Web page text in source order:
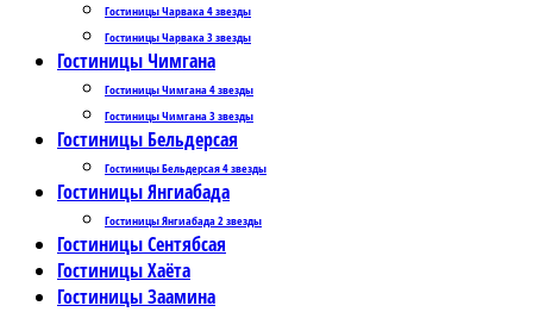
Гостиницы Чарвака 4 звезды
Гостиницы Чарвака 3 звезды
Гостиницы Чимгана
Гостиницы Чимгана 4 звезды
Гостиницы Чимгана 3 звезды
Гостиницы Бельдерсая
Гостиницы Бельдерсая 4 звезды
Гостиницы Янгиабада
Гостиницы Янгиабада 2 звезды
Гостиницы Сентябсая
Гостиницы Хаёта
Гостиницы Заамина